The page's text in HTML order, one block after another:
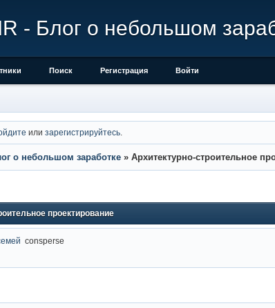
- Блог о небольшом
Поиск Регистрация Войти
илизарегистрируйтесь
о небольшом заработке » Архитектурно-строительное
проектирование
consperse